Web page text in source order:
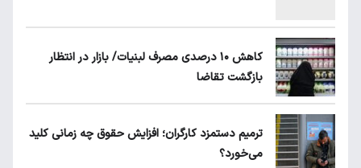
ماجرای محدودیت گوشت برزیلی در اروپا
ریزش قیمت خودرو چقدر احتمال دارد؟
کاهش ۱۰ درصدی مصرف لبنیات/ بازار در انتظار
بازگشت تقاضا
ترمیم دستمزد کارگران؛ افزایش حقوق چه زمانی کلید
می‌خورد؟